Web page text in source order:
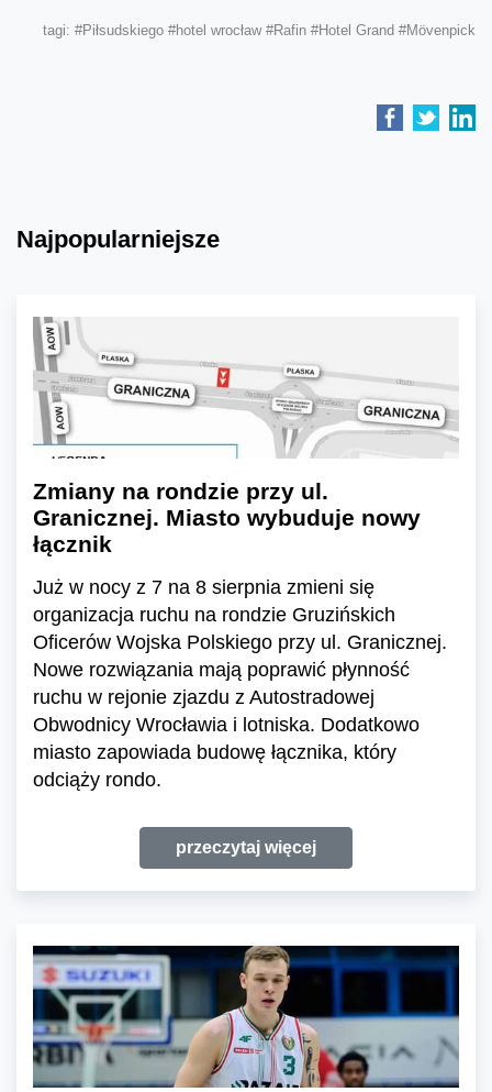
tagi: #Piłsudskiego #hotel wrocław #Rafin #Hotel Grand #Mövenpick
Najpopularniejsze
Zmiany na rondzie przy ul.
Granicznej. Miasto wybuduje nowy
łącznik
Już w nocy z 7 na 8 sierpnia zmieni się
organizacja ruchu na rondzie Gruzińskich
Oficerów Wojska Polskiego przy ul. Granicznej.
Nowe rozwiązania mają poprawić płynność
ruchu w rejonie zjazdu z Autostradowej
Obwodnicy Wrocławia i lotniska. Dodatkowo
miasto zapowiada budowę łącznika, który
odciąży rondo.
przeczytaj więcej